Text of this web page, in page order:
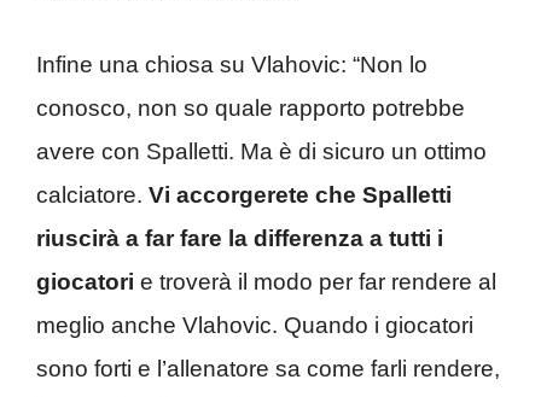
Infine una chiosa su Vlahovic: “Non lo
conosco, non so quale rapporto potrebbe
avere con Spalletti. Ma è di sicuro un ottimo
calciatore. Vi accorgerete che Spalletti
riuscirà a far fare la differenza a tutti i
giocatori e troverà il modo per far rendere al
meglio anche Vlahovic. Quando i giocatori
sono forti e l’allenatore sa come farli rendere,